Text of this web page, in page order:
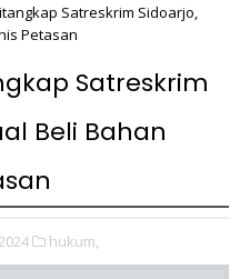
Satreskrim Sidoarjo,
Petasan
Satreskrim
Beli Bahan
hukum,